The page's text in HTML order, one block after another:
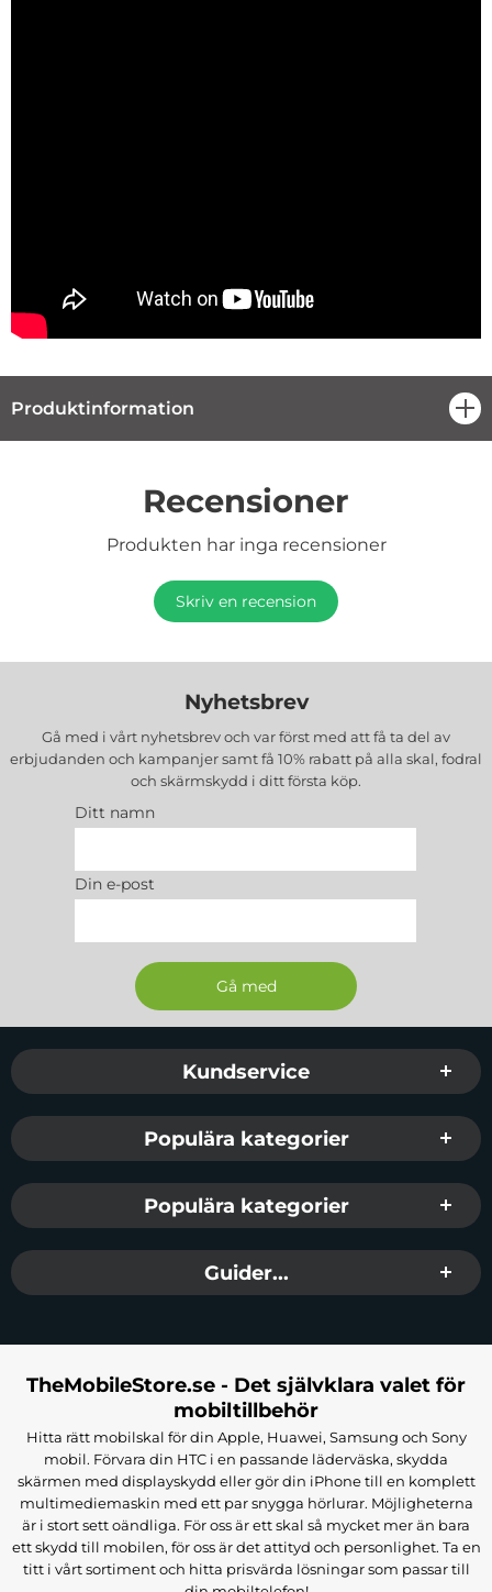
Produktinformation
Recensioner
Produkten har inga recensioner
Skriv en recension
Nyhetsbrev
Gå med i vårt nyhetsbrev och var först med att få ta del av
erbjudanden och kampanjer samt få 10% rabatt på alla skal, fodral
och skärmskydd i ditt första köp.
Ditt namn
Din e-post
Sidfot Blandad info och länkar
Kundservice
Populära kategorier
Populära kategorier
Guider...
TheMobileStore.se - Det självklara valet för
mobiltillbehör
Hitta rätt mobilskal för din Apple, Huawei, Samsung och Sony
mobil. Förvara din HTC i en passande läderväska, skydda
skärmen med displayskydd eller gör din iPhone till en komplett
multimediemaskin med ett par snygga hörlurar. Möjligheterna
är i stort sett oändliga. För oss är ett skal så mycket mer än bara
ett skydd till mobilen, för oss är det attityd och personlighet. Ta en
titt i vårt sortiment och hitta prisvärda lösningar som passar till